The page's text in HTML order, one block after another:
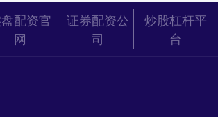
配资官
网
证券配资公
司
炒股杠杆平
台